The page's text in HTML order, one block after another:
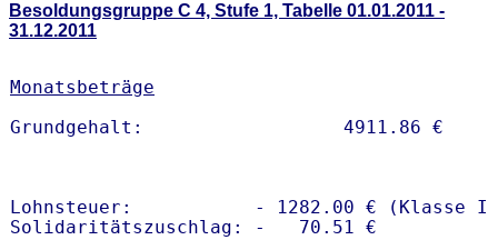
Besoldungsgruppe C 4, Stufe 1, Tabelle 01.01.2011 -
31.12.2011
Monatsbeträge
Lohnsteuer:           - 1282.00 € (Klasse I)
Solidaritätszuschlag: -   70.51 €